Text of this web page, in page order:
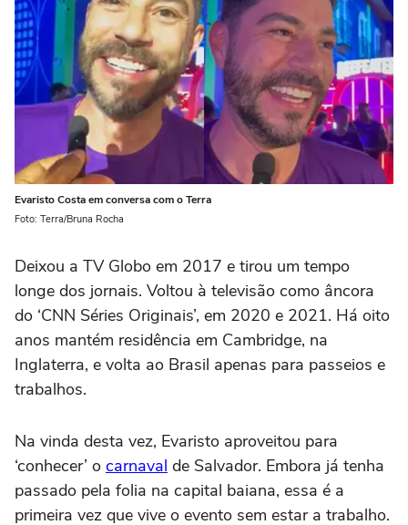
Evaristo Costa em conversa com o Terra
Foto: Terra/Bruna Rocha
Deixou a TV Globo em 2017 e tirou um tempo
longe dos jornais. Voltou à televisão como âncora
do ‘CNN Séries Originais’, em 2020 e 2021. Há oito
anos mantém residência em Cambridge, na
Inglaterra, e volta ao Brasil apenas para passeios e
trabalhos.
Na vinda desta vez, Evaristo aproveitou para
‘conhecer’ o carnaval de Salvador. Embora já tenha
passado pela folia na capital baiana, essa é a
primeira vez que vive o evento sem estar a trabalho.